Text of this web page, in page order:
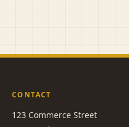
CONTACT
123 Commerce Street